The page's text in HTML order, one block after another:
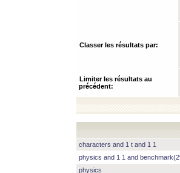
Classer les résultats par:
Limiter les résultats au
précédent:
characters and 1 t and 1 1
physics and 1 1 and
physics